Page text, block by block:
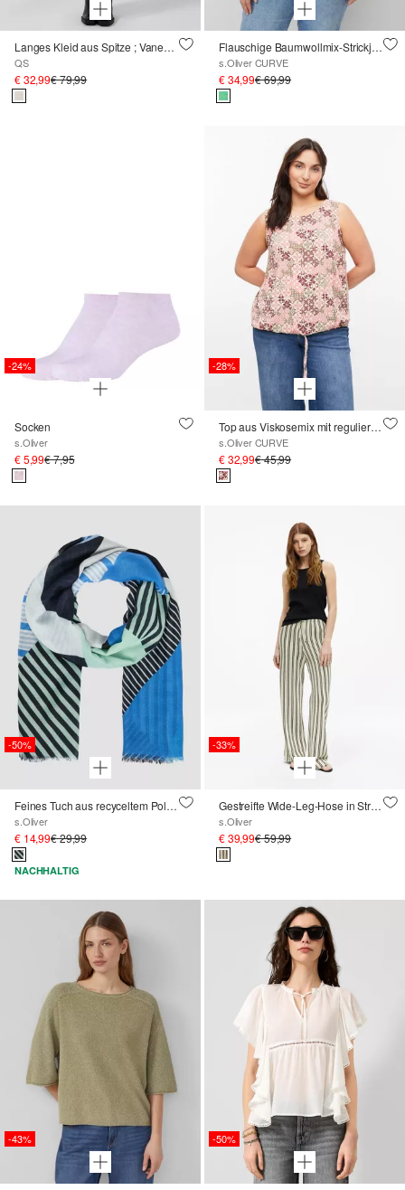
Langes Kleid aus Spitze ; Vanessa Mai
QS
€ 32,99€ 79,99
Flauschige Baumwollmix-Strickjacke
s.Oliver CURVE
€ 34,99€ 69,99
-24%
Socken
s.Oliver
€ 5,99€ 7,95
-28%
Top aus Viskosemix mit regulierbarem Bund
s.Oliver CURVE
€ 32,99€ 45,99
-50%
Feines Tuch aus recyceltem Polyester mit modischem Artwork-Print
s.Oliver
€ 14,99€ 29,99
NACHHALTIG
-33%
Gestreifte Wide-Leg-Hose in Strickoptik
s.Oliver
€ 39,99€ 59,99
-43% -50%